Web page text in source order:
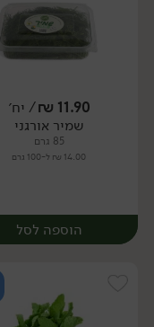
יח׳
11.90
₪/ יח׳
שמיר אורגני
85 גרם
14.00 ₪ ל-100 גרם
הוספה לסל